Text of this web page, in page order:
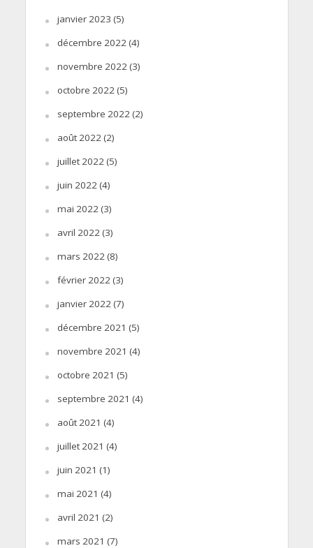
janvier 2023 (5)
décembre 2022 (4)
novembre 2022 (3)
octobre 2022 (5)
septembre 2022 (2)
août 2022 (2)
juillet 2022 (5)
juin 2022 (4)
mai 2022 (3)
avril 2022 (3)
mars 2022 (8)
février 2022 (3)
janvier 2022 (7)
décembre 2021 (5)
novembre 2021 (4)
octobre 2021 (5)
septembre 2021 (4)
août 2021 (4)
juillet 2021 (4)
juin 2021 (1)
mai 2021 (4)
avril 2021 (2)
mars 2021 (7)